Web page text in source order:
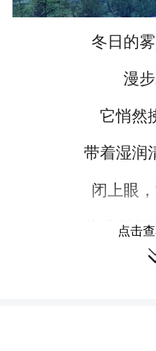
冬日的
漫
它悄然
带着湿润
闭上眼
仿佛所有
都在这片静
点击